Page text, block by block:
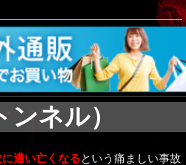
ネル）
遭い亡くなるという痛ましい事故